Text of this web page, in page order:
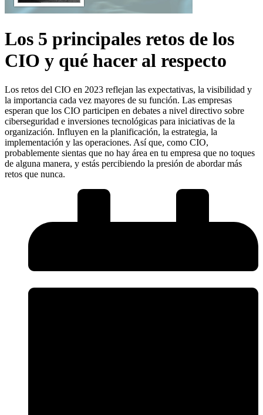
Los 5 principales retos de los
CIO y qué hacer al respecto
Los retos del CIO en 2023 reflejan las expectativas, la visibilidad y
la importancia cada vez mayores de su función. Las empresas
esperan que los CIO participen en debates a nivel directivo sobre
ciberseguridad e inversiones tecnológicas para iniciativas de la
organización. Influyen en la planificación, la estrategia, la
implementación y las operaciones. Así que, como CIO,
probablemente sientas que no hay área en tu empresa que no toques
de alguna manera, y estás percibiendo la presión de abordar más
retos que nunca.